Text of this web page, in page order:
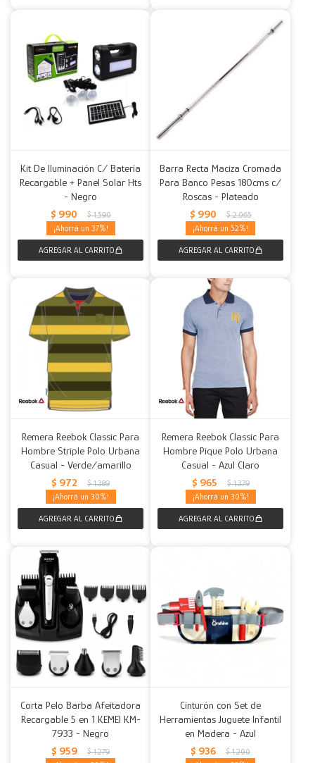
Kit De Iluminación C/ Batería
Recargable + Panel Solar Hts
- Negro
$ 990 $ 1.590
37
Barra Recta Maciza Cromada
Para Banco Pesas 180cms c/
Roscas - Plateado
$ 990 $ 2.065
52
Remera Reebok Classic Para
Hombre Striple Polo Urbana
Casual - Verde/amarillo
$ 972 $ 1.389
30
Remera Reebok Classic Para
Hombre Pique Polo Urbana
Casual - Azul Claro
$ 965 $ 1.379
30
Corta Pelo Barba Afeitadora
Recargable 5 en 1 KEMEI KM-
7933 - Negro
$ 959 $ 1.279
Cinturón con Set de
Herramientas Juguete Infantil
en Madera - Azul
$ 936 $ 1.200